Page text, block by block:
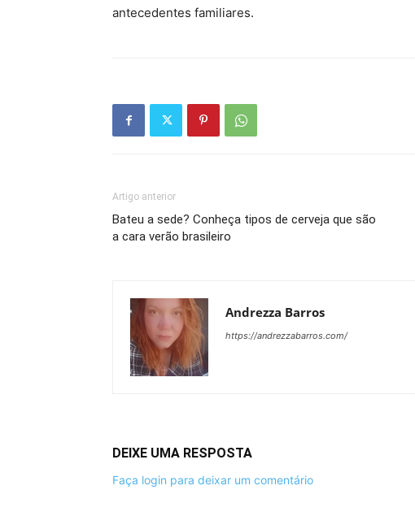
antecedentes familiares.
Artigo anterior
Bateu a sede? Conheça tipos de cerveja que são
a cara verão brasileiro
Andrezza Barros
https://andrezzabarros.com/
DEIXE UMA RESPOSTA
Faça login para deixar um comentário